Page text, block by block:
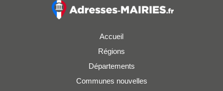
Accueil
Régions
Départements
Communes nouvelles